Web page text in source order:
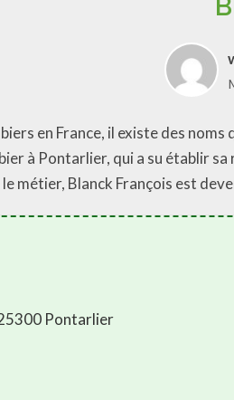
en France, il existe des
à Pontarlier, qui a su établir
le métier, Blanck François est
Pontarlier